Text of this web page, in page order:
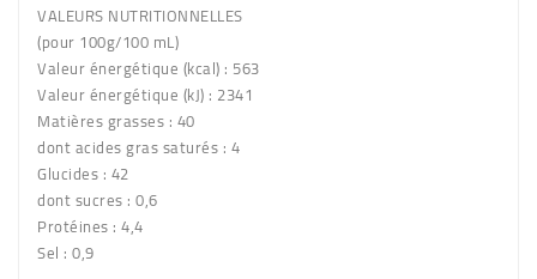
VALEURS NUTRITIONNELLES
(pour 100g/100 mL)
Valeur énergétique (kcal) : 563
Valeur énergétique (kJ) : 2341
Matières grasses : 40
dont acides gras saturés : 4
Glucides : 42
dont sucres : 0,6
Protéines : 4,4
Sel : 0,9